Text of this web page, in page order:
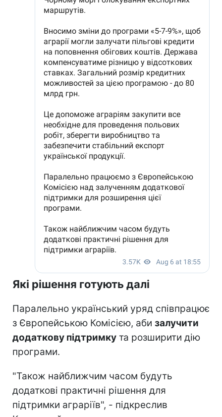
Які рішення готують далі
Паралельно український уряд співпрацює
з Європейською Комісією, аби залучити
додаткову підтримку та розширити дію
програми.
"Також найближчим часом будуть
додаткові практичні рішення для
підтримки аграріїв", - підкреслив